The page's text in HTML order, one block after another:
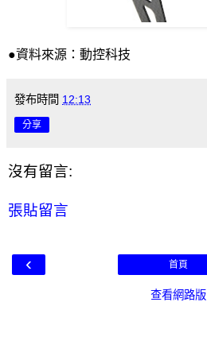
●資料來源：動控科技
發布時間 12:13
分享
沒有留言:
張貼留言
‹ 首頁
查看網路版